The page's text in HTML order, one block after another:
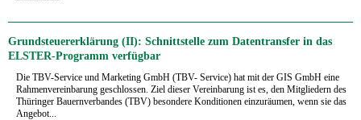
Grundsteuererklärung (II): Schnittstelle zum Datentransfer in das
ELSTER-Programm verfügbar
Die TBV-Service und Marketing GmbH (TBV- Service) hat mit der GIS GmbH eine
Rahmenvereinbarung geschlossen. Ziel dieser Vereinbarung ist es, den Mitgliedern des
Thüringer Bauernverbandes (TBV) besondere Konditionen einzuräumen, wenn sie das
Angebot...